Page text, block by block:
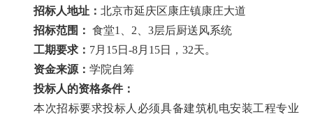
招标人地址： 北京市延庆区康庄镇康庄大道
招标范围： 食堂1、2、3层后厨送风系统
工期要求： 7月15日-8月15日，32天。
资金来源： 学院自筹
投标人的资格条件：
本次招标要求投标人必须具备建筑机电安装工程专业